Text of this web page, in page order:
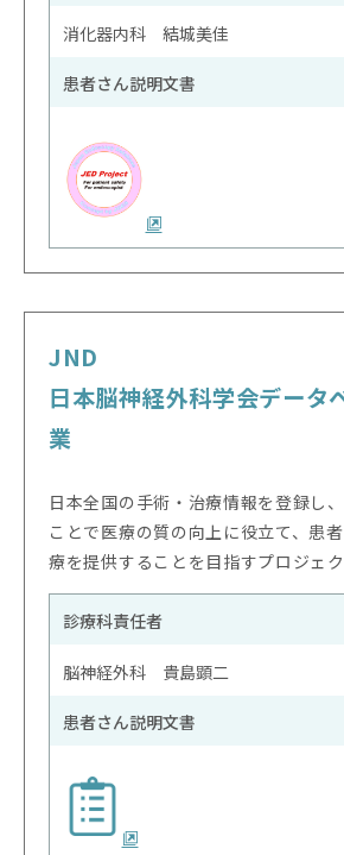
消化器内科 結城美佳
患者さん説明文書
JND
日本脳神経外科学会データ
業
日本全国の手術・治療情報を登録し
ことで医療の質の向上に役立て、患
療を提供することを目指すプロジェ
診療科責任者
脳神経外科 貴島顕二
患者さん説明文書